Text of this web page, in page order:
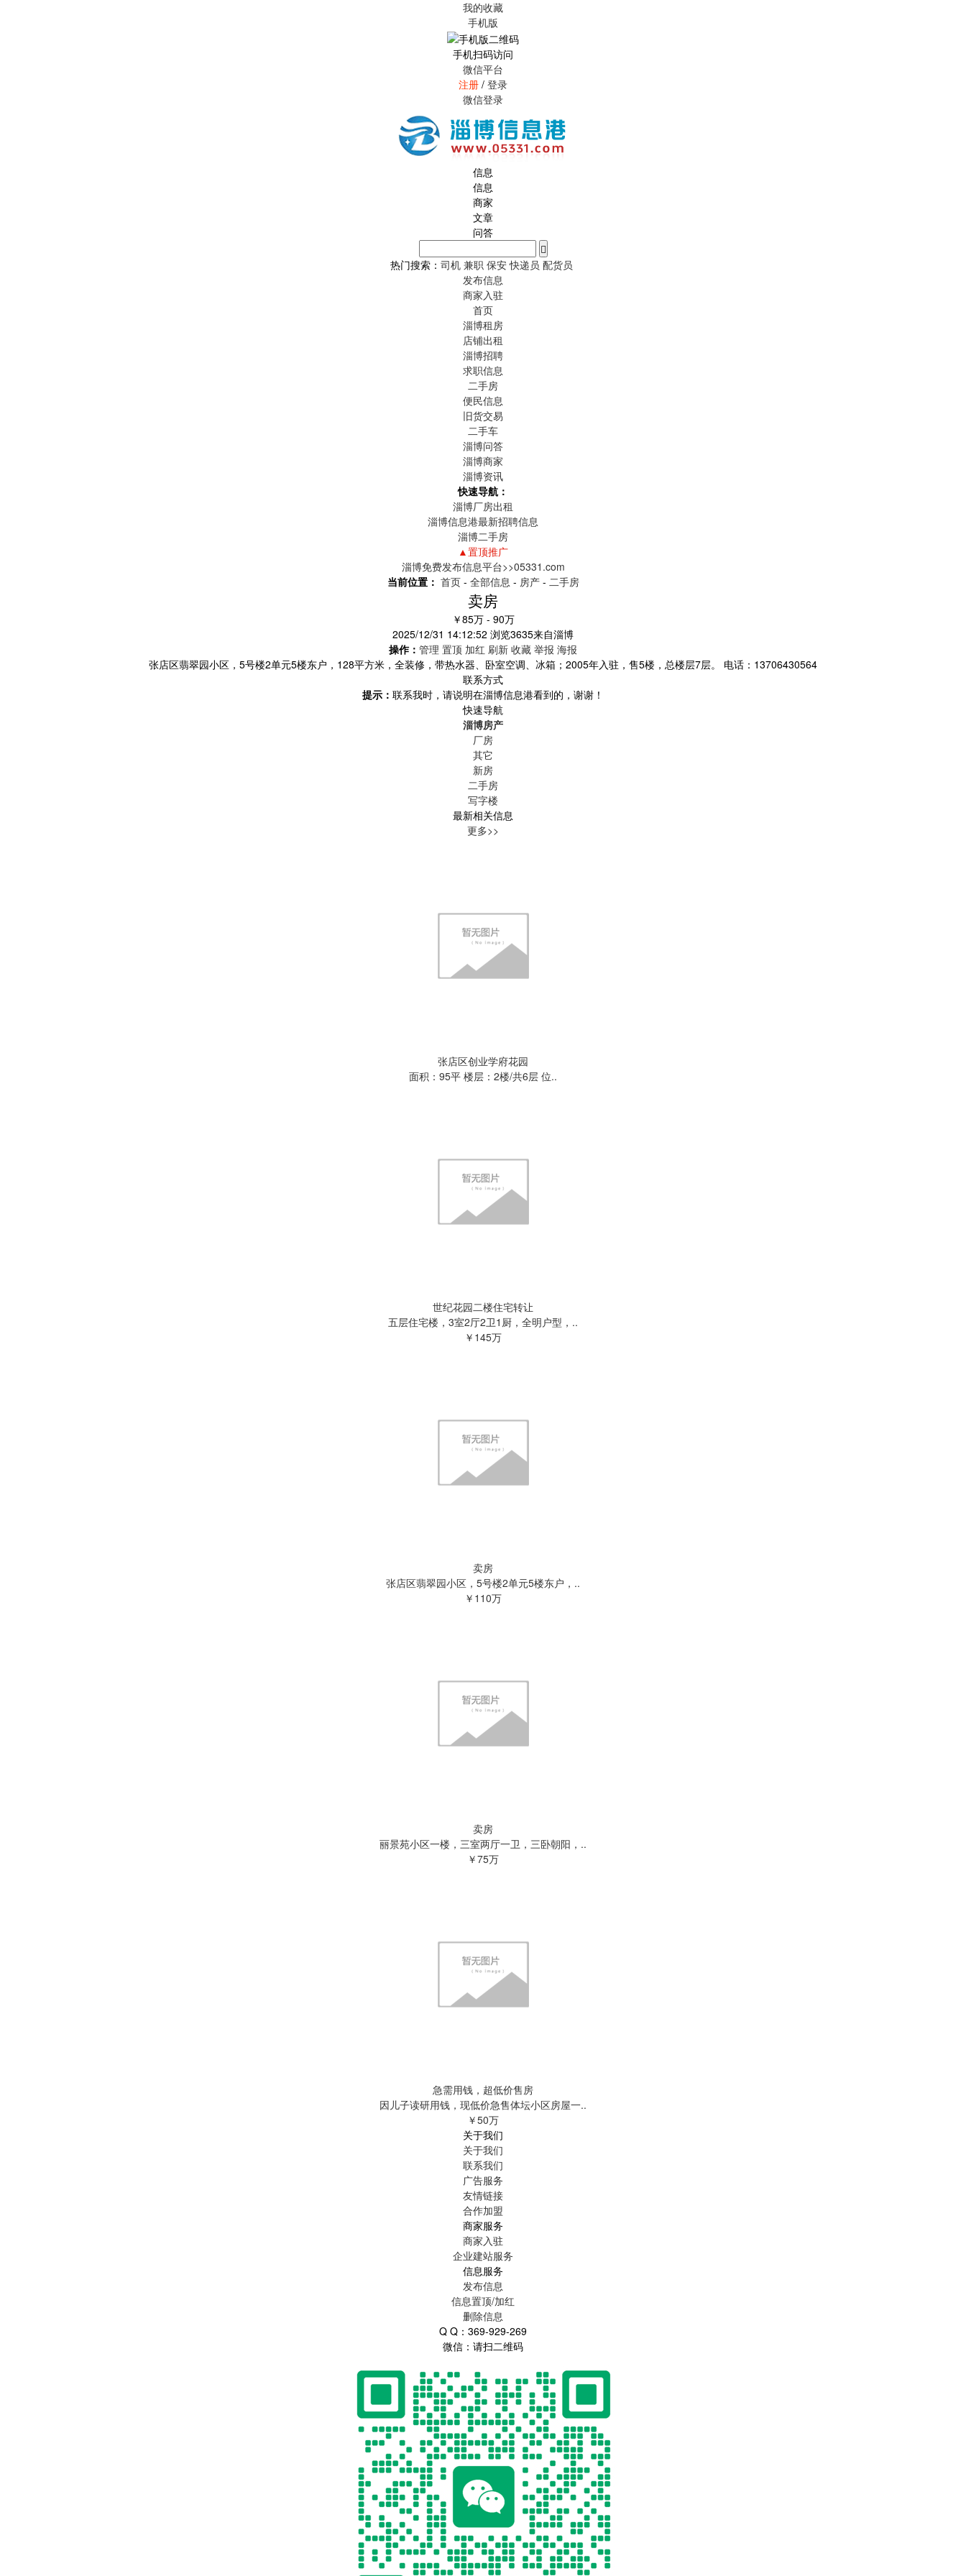
我的收藏
手机版
手机扫码访问
微信平台
注册 / 登录
微信登录
信息
信息
商家
文章
问答
热门搜索： 司机 兼职 保安 快递员 配货员
发布信息
商家入驻
首页
淄博租房
店铺出租
淄博招聘
求职信息
二手房
便民信息
旧货交易
二手车
淄博问答
淄博商家
淄博资讯
快速导航：
淄博厂房出租
淄博信息港最新招聘信息
淄博二手房
▲置顶推广
淄博免费发布信息平台>>05331.com
当前位置： 首页- 全部信息 - 房产- 二手房
卖房
￥85万 - 90万
2025/12/31 14:12:52 浏览3635来自淄博
操作： 管理 置顶 加红 刷新 收藏 举报 海报
张店区翡翠园小区，5号楼2单元5楼东户，128平方米，全装修，带热水器、卧室空调、冰箱；2005年入驻，售5楼，总楼层7层。 电话：13706430564
联系方式
提示： 联系我时，请说明在淄博信息港看到的，谢谢！
快速导航
淄博房产
厂房
其它
新房
二手房
写字楼
最新相关信息
更多>>
张店区创业学府花园
面积：95平 楼层：2楼/共6层 位..
世纪花园二楼住宅转让
五层住宅楼，3室2厅2卫1厨，全明户型，..
￥145万
卖房
张店区翡翠园小区，5号楼2单元5楼东户，..
￥110万
卖房
丽景苑小区一楼，三室两厅一卫，三卧朝阳，..
￥75万
急需用钱，超低价售房
因儿子读研用钱，现低价急售体坛小区房屋一..
￥50万
关于我们
关于我们
联系我们
广告服务
友情链接
合作加盟
商家服务
商家入驻
企业建站服务
信息服务
发布信息
信息置顶/加红
删除信息
Q Q：369-929-269
微信：请扫二维码